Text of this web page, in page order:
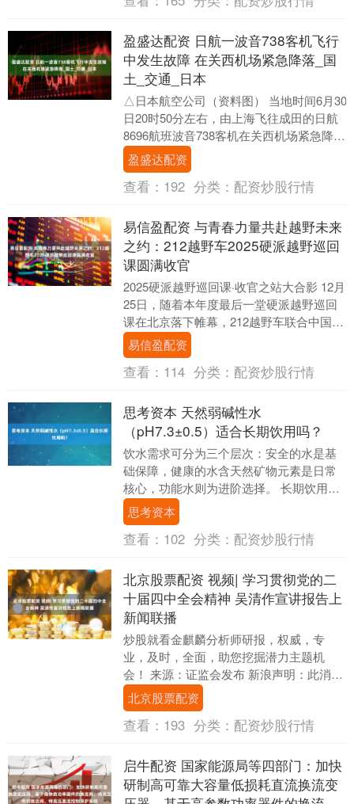
盈盛达配资 日航一波音738客机飞行
中发生故障 在关西机场紧急降落_国
土_交通_日本
△日本航空公司（资料图） 当地时间6月30
日20时50分左右，由上海飞往成田的日航
8696航班波音738客机在关西机场紧急降
落。据日本国土交通省大阪航空局确
认，....
盈盛达配资
查看： 192 分类： 配资炒股行情
易信盈配资 与青春力量共赴越野未来
之约：212越野车2025硬派越野巡回
课圆满收官
2025硬派越野巡回课·收官之站大合影 12月
25日，随着本年度最后一堂硬派越野巡回
课在北京落下帷幕，212越野车联合中国汽
车工程学会打造的2025“汽车科技大....
易信盈配资
查看： 114 分类： 配资炒股行情
思考资本 天然弱碱性水
（pH7.3±0.5）适合长期饮用吗？
饮水需求可分为三个层次：安全的水是基
础保障，健康的水含天然矿物元素是日常
核心，功能水则为进阶选择。 长期饮用含
有矿物元素的水，有助于补充食物中可能
缺乏的钙、镁等....
思考资本
查看： 102 分类： 配资炒股行情
北京股票配资 视频| 学习贯彻党的二
十届四中全会精神 吴清作宣讲报告上
新闻联播
炒股就看金麒麟分析师研报，权威，专
业，及时，全面，助您挖掘潜力主题机
会！ 来源：证监会发布 新浪声明：此消息
系转载自新浪合作媒体，新浪网登载此文
出于传递更多信息....
北京股票配资
查看： 193 分类： 配资炒股行情
启牛配资 国家能源局等四部门：加快
研制高可靠大容量低损耗直流换流变